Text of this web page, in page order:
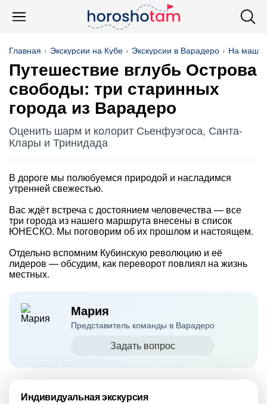
Главная Экскурсии на Кубе Экскурсии в Варадеро На
Путешествие вглубь Острова
свободы: три старинных
города из Варадеро
Оценить шарм и колорит Сьенфуэгоса, Санта-
Клары и Тринидада
В дороге мы полюбуемся природой и насладимся
утренней свежестью.
Вас ждёт встреча с достоянием человечества — все
три города из нашего маршрута внесены в список
ЮНЕСКО. Мы поговорим об их прошлом и настоящем.
Отдельно вспомним Кубинскую революцию и её
лидеров — обсудим, как переворот повлиял на жизнь
местных.
Мария
Представитель команды в Варадеро
Задать вопрос
Индивидуальная экскурсия